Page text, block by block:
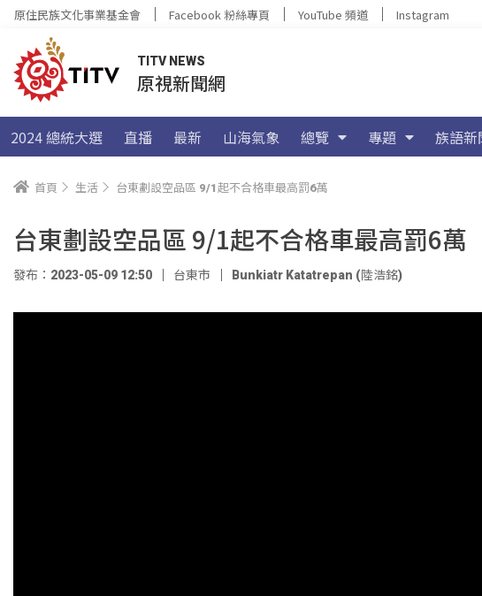
原住民族文化事業基金會 Facebook 粉絲專頁 YouTube 頻道 Instagram
TITV NEWS
原視新聞網
2024 總統大選 直播 最新 山海氣象 總覽 專題 族語新
首頁 生活 台東劃設空品區 9/1起不合格車最高罰6萬
台東劃設空品區 9/1起不合格車最高罰6萬
發布：2023-05-09 12:50 台東市 Bunkiatr Katatrepan (陸浩銘)